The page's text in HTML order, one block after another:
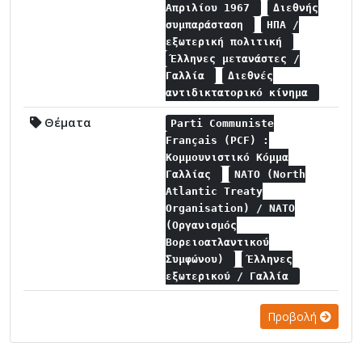
Απριλίου 1967
Διεθνής
συμπαράσταση
ΗΠΑ /
εξωτερική πολιτική
Έλληνες μετανάστες /
Γαλλία
Διεθνές
αντιδικτατορικό κίνημα
Θέματα
Parti Communiste
Français (PCF) :
Κομμουνιστικό Κόμμα
Γαλλίας
NATO (North
Atlantic Treaty
Organisation) / NATO
(Οργανισμός
Βορειοατλαντικού
Συμφώνου)
Έλληνες
εξωτερικού / Γαλλία
Προβολή